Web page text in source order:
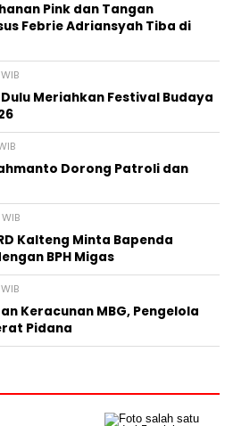
Pink dan Tangan
Febrie Adriansyah Tiba di
Meriahkan Festival Budaya
Dorong Patroli dan
Kalteng Minta Bapenda
BPH Migas
Keracunan MBG, Pengelola
Pidana